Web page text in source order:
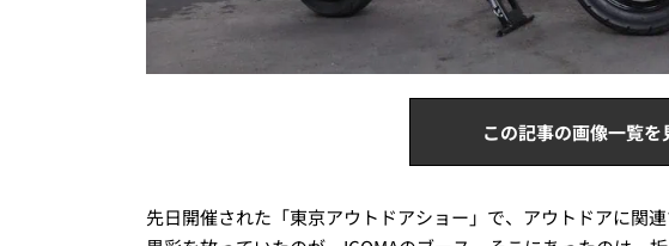
この記事の画像一覧を
先日開催された「東京アウトドアショー」で、アウトドアに関